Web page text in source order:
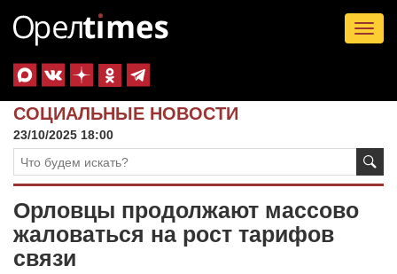
СОЦИАЛЬНЫЕ НОВОСТИ
23/10/2025 18:00
Орловцы продолжают массово
жаловаться на рост тарифов
связи